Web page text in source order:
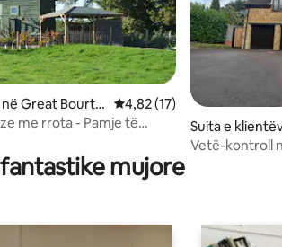
164 vlerësime
në Great Bourto
Vlerësimi mesatar 4,82
4,82 (17)
me rrota - Pamje të
Suita e
Vetë-kontroll
mujore